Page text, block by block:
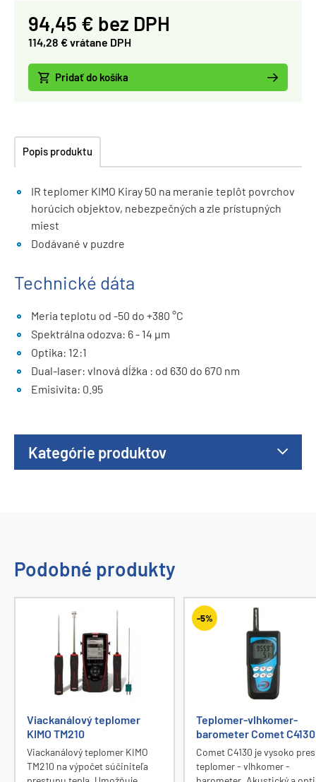
Kategórie produktov
94,45 € bez DPH
114,28 € vrátane DPH
Pridať do košíka
Popis produktu
IR teplomer KIMO Kiray 50 na meranie teplôt povrchov
horúcich objektov, nebezpečných a zle prístupných
miest
Dodávané v puzdre
Technické dáta
Meria teplotu od -50 do +380 °C
Spektrálna odozva: 6 - 14 µm
Optika: 12:1
Dual-laser: vlnová dĺžka : od 630 do 670 nm
Emisivita: 0.95
Podobné produkty
Viackanálový teplomer
KIMO TM210
Viackanálový teplomer KIMO
TM210 na výpočet súčiniteľa
-5%
Teplomer-vlhkomer-
barometer Comet C4130
Comet C4130 je vysoko
teplomer - vlhkomer -